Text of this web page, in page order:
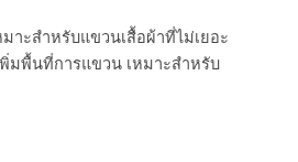
มาะสำหรับแขวนเสื้อผ้าที่ไม่เยอะ
มพื้นที่การแขวน เหมาะสำหรับ